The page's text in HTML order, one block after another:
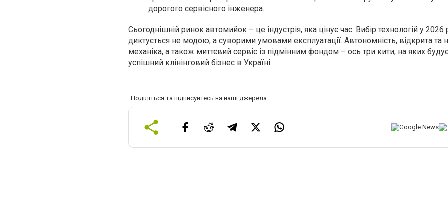
дорогого сервісного інженера.
Сьогоднішній ринок автомийок – це індустрія, яка цінує час. Вибір технологій у 2026
диктується не модою, а суворими умовами експлуатації. Автономність, відкрита та
механіка, а також миттєвий сервіс із підмінним фондом – ось три кити, на яких
успішний клінінговий бізнес в Україні.
Поділіться та підписуйтесь на наші джерела